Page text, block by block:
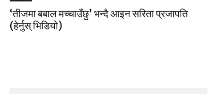
‘तीजमा बबाल मच्चाउँछु’ भन्दै आइन सरिता प्रजापति
(हेर्नुस् भिडियो)